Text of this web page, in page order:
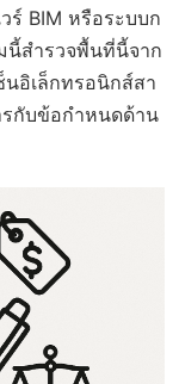
ร์ BIM หรือระบบก
นี้สำรวจพื้นที่นี้จาก
อิเล็กทรอนิกส์สา
รกับข้อกำหนดด้าน